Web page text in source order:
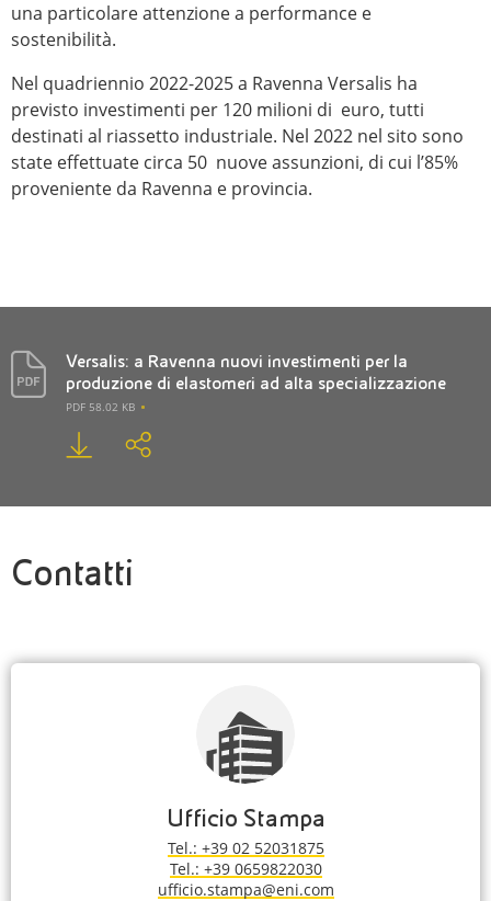
una particolare attenzione a performance e
sostenibilità.
Nel quadriennio 2022-2025 a Ravenna Versalis ha
previsto investimenti per 120 milioni di euro, tutti
destinati al riassetto industriale. Nel 2022 nel sito sono
state effettuate circa 50 nuove assunzioni, di cui l’85%
proveniente da Ravenna e provincia.
Versalis: a Ravenna nuovi investimenti per la
produzione di elastomeri ad alta specializzazione
PDF 58.02 KB
Contatti
Ufficio Stampa
Tel.: +39 02 52031875
Tel.: +39 0659822030
ufficio.stampa@eni.com